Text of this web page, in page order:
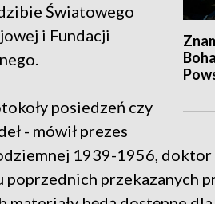
Światowego
i Fundacji
posiedzeń czy
- mówił prezes
1939-1956,
poprzednich przekazanych